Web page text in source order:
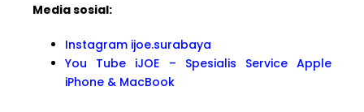
Media sosial:
Instagram ijoe.surabaya
You Tube iJOE – Spesialis Service Apple
iPhone & MacBook